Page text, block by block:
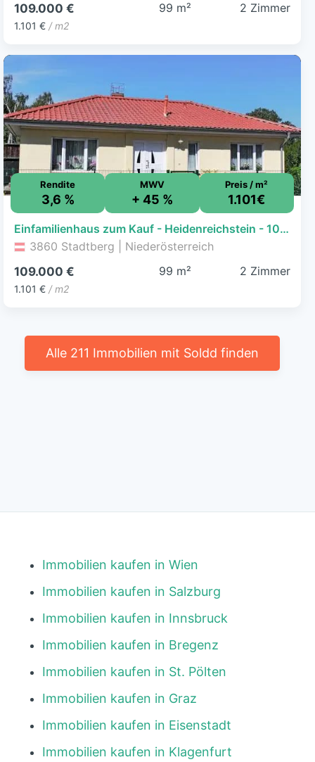
109.000 €
1.101 € / m2
99 m² 2 Zimmer
Rendite
3,6 %
MWV
+ 45 %
Preis / m²
1.101€
Einfamilienhaus zum Kauf - Heidenreichstein - 109.000 € - 2 Zimmer, 99 m², 476 m² Grundstück
3860 Stadtberg | Niederösterreich
109.000 €
1.101 € / m2
99 m² 2 Zimmer
Alle 211 Immobilien mit Soldd finden
Immobilien kaufen in Wien
Immobilien kaufen in Salzburg
Immobilien kaufen in Innsbruck
Immobilien kaufen in Bregenz
Immobilien kaufen in St. Pölten
Immobilien kaufen in Graz
Immobilien kaufen in Eisenstadt
Immobilien kaufen in Klagenfurt